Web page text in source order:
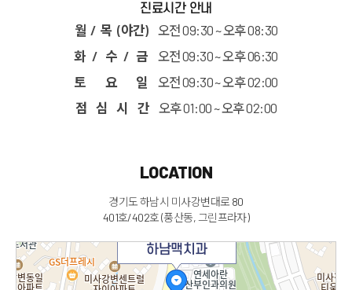
진료시간 안내
월 / 목 (야간)
오전 09:30 ~ 오후 08:30
화 / 수 / 금
오전 09:30 ~ 오후 06:30
토 요 일
오전 09:30 ~ 오후 02:00
점 심 시 간
오후 01:00 ~ 오후 02:00
LOCATION
경기도 하남시 미사강변대로 80
401호/402호 (풍산동, 그린프라자)
하남맥치과